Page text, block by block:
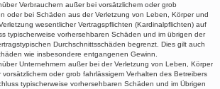
Verbrauchern außer bei vorsätzlichem oder grob
oder bei Schäden aus der Verletzung von Leben, Körper und
wesentlicher Vertragspflichten (Kardinalpflichten) auf
typischerweise vorhersehbaren Schäden und im übrigen der
Durchschnittsschäden begrenzt. Dies gilt auch
wie insbesondere entgangenen Gewinn.
Unternehmern außer bei der Verletzung von Leben, Körper
oder grob fahrlässigem Verhalten des Betreibers
typischerweise vorhersehbaren Schäden und im Übrigen